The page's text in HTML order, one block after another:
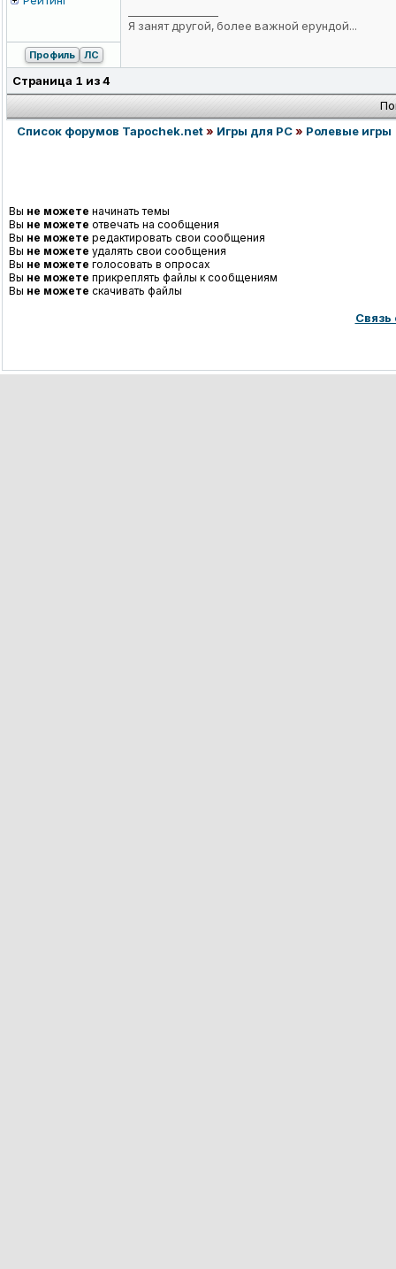
Я занят другой, более важной ерундой...
Профиль ЛС
Страница 1 из4
Список форумов Tapochek.net» Игры для PC» Ролевые игры
Вы не можете начинать темы
Вы не можете отвечать на сообщения
Вы не можете редактировать свои сообщения
Вы не можете удалять свои сообщения
Вы не можете голосовать в опросах
Вы не можете прикреплять файлы к сообщениям
Вы не можете скачивать файлы